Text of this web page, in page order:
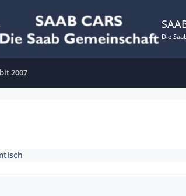
Die
2007